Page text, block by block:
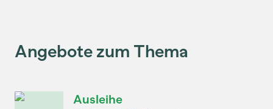
Angebote zum Thema
Ausleihe